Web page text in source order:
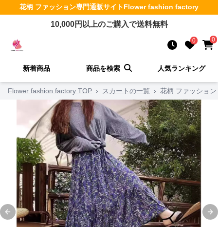
花柄 ファッション専門通販サイトFlower fashion factory
10,000円以上のご購入で送料無料
0 0
新着商品 商品を検索 人気ランキング
Flower fashion factory TOP › スカートの一覧 › 花柄 ファッショ
Previous slide